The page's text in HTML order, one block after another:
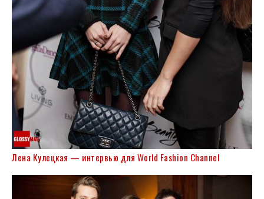
Лена Кулецкая — интервью для World Fashion Channel